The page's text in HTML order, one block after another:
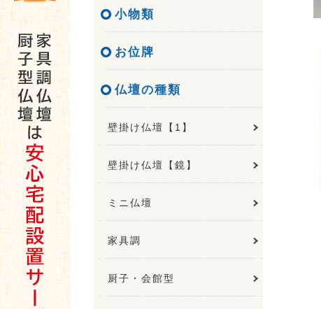
小物類
お位牌
仏壇の種類
壁掛け仏壇【1】
壁掛け仏壇【鏡】
ミニ仏壇
家具調
厨子・会館型